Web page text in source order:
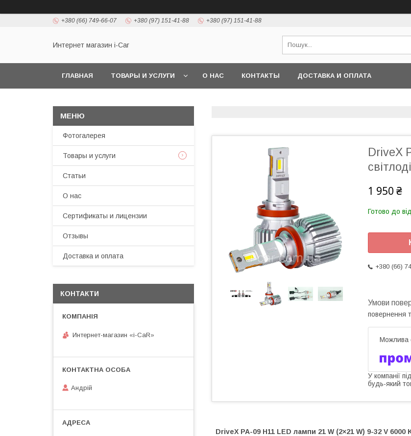
+380 (66) 749-66-07 +380 (97) 151-41-88 +380 (97) 151-41-88
Интернет магазин i-Car
ГЛАВНАЯ ТОВАРЫ И УСЛУГИ О НАС КОНТАКТЫ ДОСТАВКА И ОПЛАТА
DriveX
1 950 ₴
Готово до
+380 (66)
повернення
У компанії
будь-який
DriveX PA-09 H11 LED лампи 21 W (2×21 W) 9-32 V
Фотогалерея
Товары и услуги
Статьи
О нас
Сертификаты и лицензии
Отзывы
Доставка и оплата
КОНТАКТИ
Интернет-магазин «i-CaR»
Андрiй